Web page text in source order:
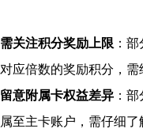
需关注积分奖励上限 ：
对应倍数的奖励积分，
留意附属卡权益差异 ：
属至主卡账户，需仔细了